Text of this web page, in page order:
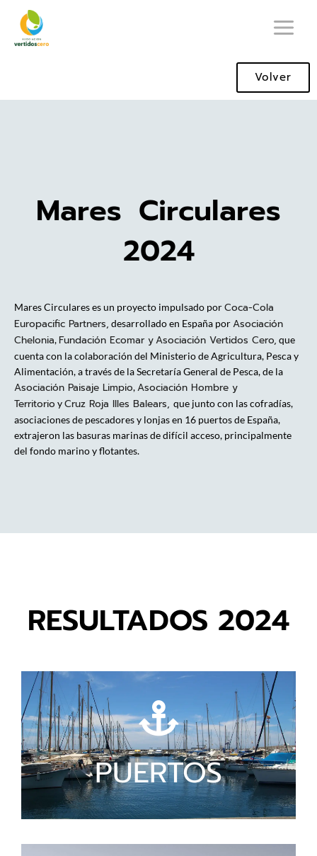
contenido
Volver
Mares Circulares
2024
Mares Circulares es un proyecto impulsado porCoca-Cola
Europacific Partners, desarrollado en España porAsociación
Chelonia, Fundación Ecomar yAsociación Vertidos Cero, que
cuenta con la colaboración del Ministerio de Agricultura, Pesca y
Alimentación, a través de la Secretaría General de Pesca, de la
Asociación Paisaje Limpio,Asociación Hombre y
Territorio yCruz Roja Illes Balears, que junto con las cofradías,
asociaciones de pescadores y lonjas en 16 puertos de España,
extrajeron las basuras marinas de difícil acceso, principalmente
del fondo marino y flotantes.
RESULTADOS 2024
PUERTOS